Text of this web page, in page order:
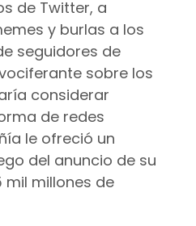
de Twitter, a
y burlas a los
seguidores de
sobre los
considerar
de redes
le ofreció un
del anuncio de su
millones de